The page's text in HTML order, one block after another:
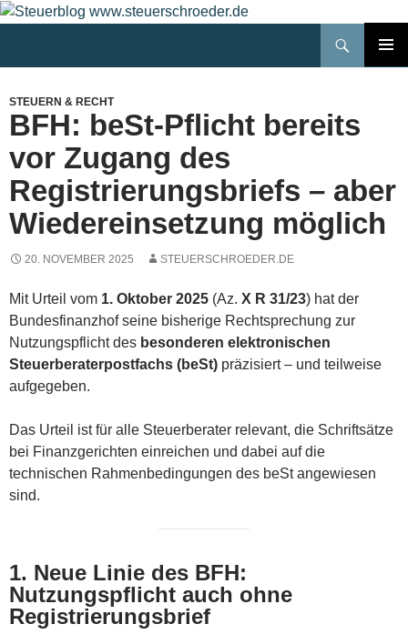
Zum
STEUERN & RECHT
BFH: beSt-Pflicht bereits
vor Zugang des
Registrierungsbriefs – aber
Wiedereinsetzung möglich
20. NOVEMBER 2025 STEUERSCHROEDER.DE
Mit Urteil vom 1. Oktober 2025 (Az. X R 31/23) hat der
Bundesfinanzhof seine bisherige Rechtsprechung zur
Nutzungspflicht des besonderen elektronischen
Steuerberaterpostfachs (beSt) präzisiert – und teilweise
aufgegeben.
Das Urteil ist für alle Steuerberater relevant, die Schriftsätze
bei Finanzgerichten einreichen und dabei auf die
technischen Rahmenbedingungen des beSt angewiesen
sind.
1. Neue Linie des BFH:
Nutzungspflicht auch ohne
Registrierungsbrief